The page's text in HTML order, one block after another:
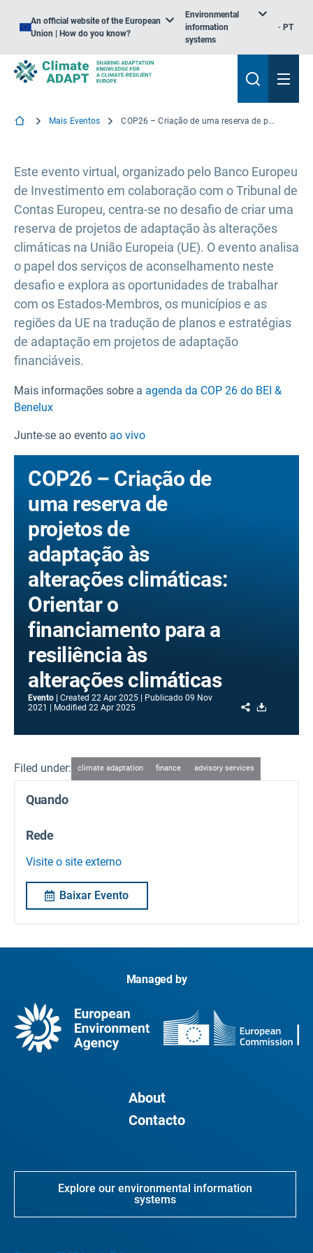
An official website of the European
Union | How do you know?
Environmental
information
systems
PT
Mais Eventos COP26 – Criação de uma reserva de projetos de adaptação às alterações climáticas: Orientar o financiamento para a resiliência às alterações climáticas
Este evento virtual, organizado pelo Banco Europeu
de Investimento em colaboração com o Tribunal de
Contas Europeu, centra-se no desafio de criar uma
reserva de projetos de adaptação às alterações
climáticas na União Europeia (UE). O evento analisa
o papel dos serviços de aconselhamento neste
desafio e explora as oportunidades de trabalhar
com os Estados-Membros, os municípios e as
regiões da UE na tradução de planos e estratégias
de adaptação em projetos de adaptação
financiáveis.
Mais informações sobre a agenda da COP 26 do BEI &
Benelux
Junte-se ao evento ao vivo
COP26 – Criação de
uma reserva de
projetos de
adaptação às
alterações climáticas:
Orientar o
financiamento para a
resiliência às
alterações climáticas
Evento Created 22 Apr 2025 Publicado 09 Nov
2021
Modified 22 Apr 2025 Share
Filed under: climate adaptation finance advisory services
Quando
Rede
Visite o site externo
Baixar Evento
Managed by
About
Contacto
Explore our environmental information
systems